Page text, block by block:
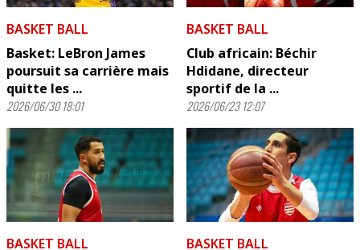
BASKET BALL
Basket: LeBron James
poursuit sa carrière mais
quitte les ...
2026/06/30 18:01
BASKET BALL
Club africain: Béchir
Hdidane, directeur
sportif de la ...
2026/06/23 12:07
BASKET BALL
BASKET BALL